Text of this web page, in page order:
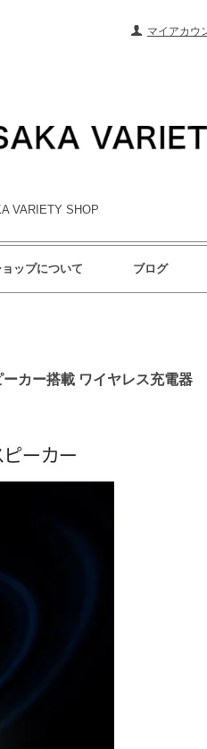
マイアカウ
VARIETY SHOP
ョップについて ブログ
カー搭載 ワイヤレス充電器